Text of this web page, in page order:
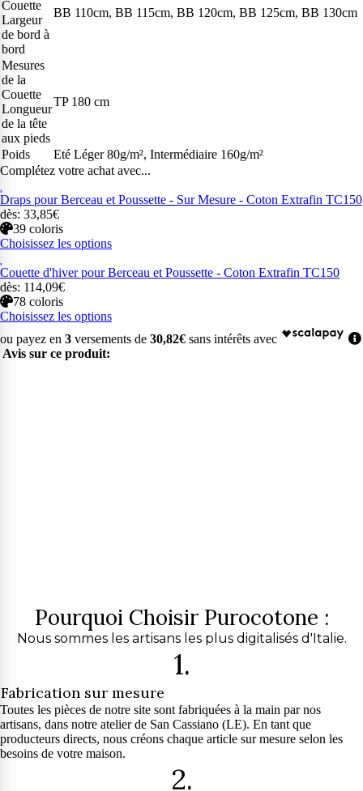
Couette
Largeur
de bord à
bord
BB 110cm, BB 115cm, BB 120cm, BB 125cm, BB 130cm
Mesures
de la
Couette
Longueur
de la tête
aux pieds
TP 180 cm
Poids
Eté Léger 80g/m², Intermédiaire 160g/m²
Complétez votre achat avec...
Draps pour Berceau et Poussette - Sur Mesure - Coton Extrafin TC150
dès: 33,85€
39 coloris
Choisissez les options
Couette d'hiver pour Berceau et Poussette - Coton Extrafin TC150
dès: 114,09€
78 coloris
Choisissez les options
ou payez en 3 versements de 30,82€ sans intérêts avec
Avis sur ce produit:
Pourquoi Choisir Purocotone :
Nous sommes les artisans les plus digitalisés d'Italie.
1.
Fabrication sur mesure
Toutes les pièces de notre site sont fabriquées à la main par nos
artisans, dans notre atelier de San Cassiano (LE). En tant que
producteurs directs, nous créons chaque article sur mesure selon les
besoins de votre maison.
2.